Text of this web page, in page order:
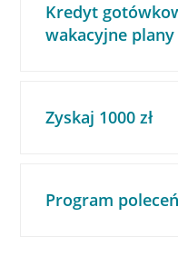
Kredyt
wakacyjne plany
Zyskaj 1000 zł
Program poleceń